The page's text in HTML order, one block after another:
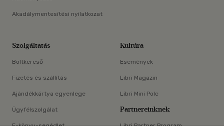
Akadálymentesítési nyilatkozat
Szolgáltatás
Boltkereső
Fizetés és szállítás
Ajándékkártya egyenlege
Ügyfélszolgálat
Kultúra
Események
Libri Magazin
Libri Mini Polc
Partnereinknek